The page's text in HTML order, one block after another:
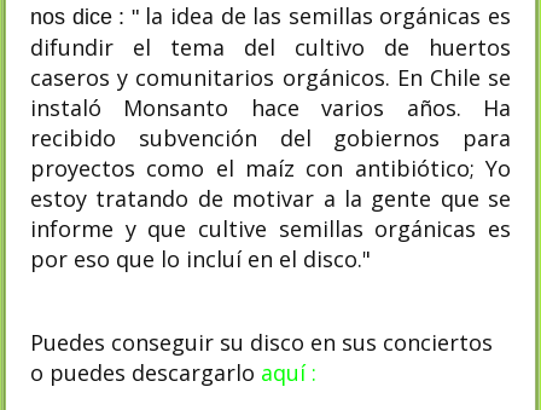
nos dice : "la idea de las semillas orgánicas es
difundir el tema del cultivo de huertos
caseros y comunitarios orgánicos. En Chile se
instaló Monsanto hace varios años. Ha
recibido subvención del gobiernos para
proyectos como el maíz con antibiótico; Yo
estoy tratando de motivar a la gente que se
informe y que cultive semillas orgánicas es
por eso que lo incluí en el disco."
Puedes conseguir su disco en sus conciertos
o puedes descargarlo aquí :